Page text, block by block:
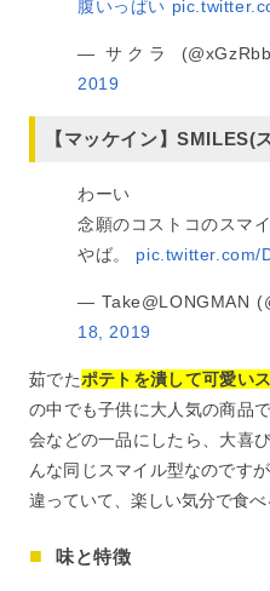
腹いっぱい
— サクラ
2019
【マッケイン】SMILES(
わーい
念願のコストコのスマ
やば。 pic.twitter.com/
— Take@LONGMAN
18, 2019
茹でたポテトを潰して可愛い
の中でも子供に大人気の商品
会などの一品にしたら、大喜
んな同じスマイル型なのです
違っていて、楽しい気分で食べ
味と特徴